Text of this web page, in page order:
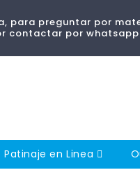
para preguntar por
contactar por
Patinaje en Linea